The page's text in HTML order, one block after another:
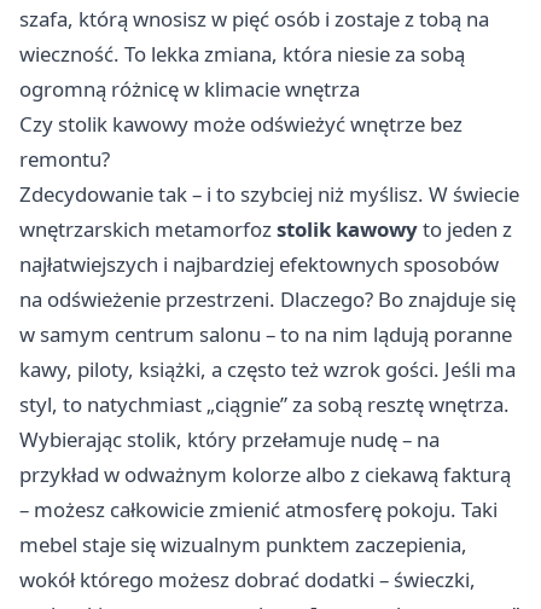
szafa, którą wnosisz w pięć osób i zostaje z tobą na
wieczność. To lekka zmiana, która niesie za sobą
ogromną różnicę w klimacie wnętrza
Czy stolik kawowy może odświeżyć wnętrze bez
remontu?
Zdecydowanie tak – i to szybciej niż myślisz. W świecie
wnętrzarskich metamorfozstolik kawowyto jeden z
najłatwiejszych i najbardziej efektownych sposobów
na odświeżenie przestrzeni. Dlaczego? Bo znajduje się
w samym centrum salonu – to na nim lądują poranne
kawy, piloty, książki, a często też wzrok gości. Jeśli ma
styl, to natychmiast „ciągnie” za sobą resztę wnętrza.
Wybierając stolik, który przełamuje nudę – na
przykład w odważnym kolorze albo z ciekawą fakturą
– możesz całkowicie zmienić atmosferę pokoju. Taki
mebel staje się wizualnym punktem zaczepienia,
wokół którego możesz dobrać dodatki – świeczki,